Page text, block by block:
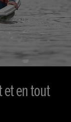
en tout